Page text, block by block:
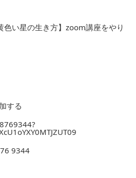
い星の生き方】zoom講座をやり
する
9344